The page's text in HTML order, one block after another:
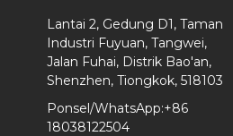
Lantai 2, Gedung D1, Taman
Industri Fuyuan, Tangwei,
Jalan Fuhai, Distrik Bao'an,
Shenzhen, Tiongkok, 518103
Ponsel/WhatsApp:+86
18038122504